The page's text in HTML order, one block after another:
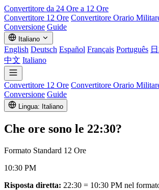
Convertitore da 24 Ore a 12 Ore
Convertitore 12 Ore Convertitore Orario
Conversione Guide
Italiano
English Deutsch Español Français Português
中文 Italiano
Convertitore 12 Ore Convertitore Orario
Conversione Guide
Lingua: Italiano
Che ore sono le 22:30?
Formato Standard 12 Ore
10:30 PM
Risposta diretta: 22:30 = 10:30 PM nel